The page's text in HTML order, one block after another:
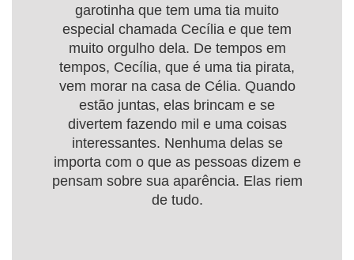
garotinha que tem uma tia muito
especial chamada Cecília e que tem
muito orgulho dela. De tempos em
tempos, Cecília, que é uma tia pirata,
vem morar na casa de Célia. Quando
estão juntas, elas brincam e se
divertem fazendo mil e uma coisas
interessantes. Nenhuma delas se
importa com o que as pessoas dizem e
pensam sobre sua aparência. Elas riem
de tudo.